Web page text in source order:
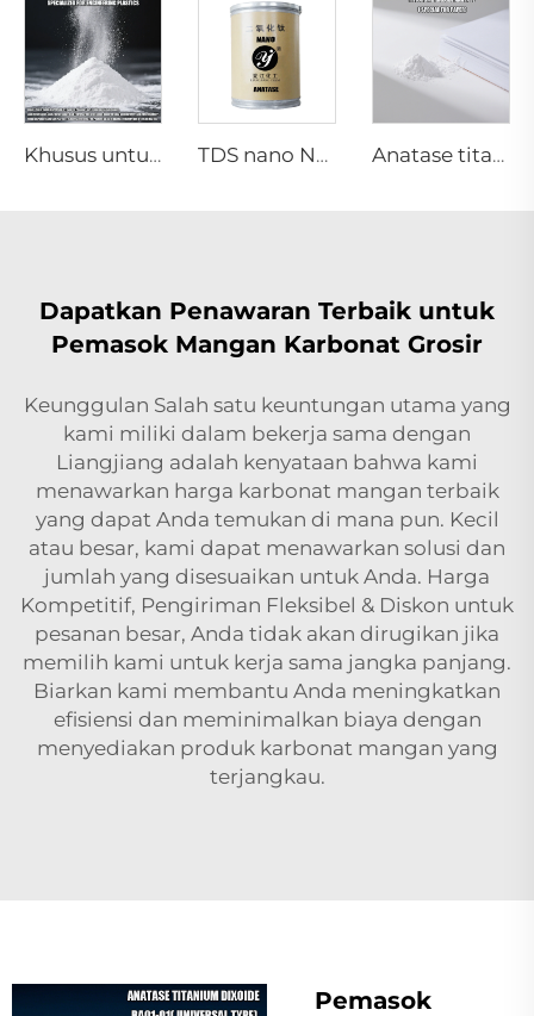
Khusus untuk Plastik Rekayasa TDS nano NA-01 series Anatase titanium dioxide A120|grade kertas
Dapatkan Penawaran Terbaik untuk
Pemasok Mangan Karbonat Grosir
Keunggulan Salah satu keuntungan utama yang
kami miliki dalam bekerja sama dengan
Liangjiang adalah kenyataan bahwa kami
menawarkan harga karbonat mangan terbaik
yang dapat Anda temukan di mana pun. Kecil
atau besar, kami dapat menawarkan solusi dan
jumlah yang disesuaikan untuk Anda. Harga
Kompetitif, Pengiriman Fleksibel & Diskon untuk
pesanan besar, Anda tidak akan dirugikan jika
memilih kami untuk kerja sama jangka panjang.
Biarkan kami membantu Anda meningkatkan
efisiensi dan meminimalkan biaya dengan
menyediakan produk karbonat mangan yang
terjangkau.
Pemasok